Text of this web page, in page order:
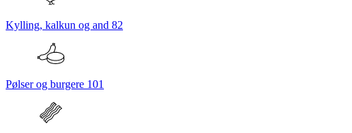
Kylling, kalkun og and 82
Pølser og burgere 101